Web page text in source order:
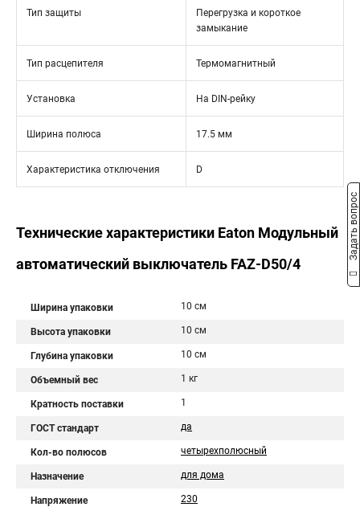
Тип защиты
Перегрузка и короткое
замыкание
Тип расцепителя Термомагнитный
Установка На DIN-рейку
Ширина полюса 17.5 мм
Характеристика отключения D
Технические характеристики Eaton Модульный
автоматический выключатель FAZ-D50/4
Ширина упаковки 10 см
Высота упаковки 10 см
Глубина упаковки 10 см
Объемный вес 1 кг
Кратность поставки 1
ГОСТ стандарт да
Кол-во полюсов четырехполюсный
Назначение для дома
Напряжение 230
Задать вопрос